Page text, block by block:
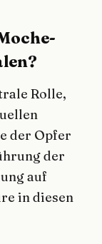
Rolle,
der Opfer
der
auf
in diesen